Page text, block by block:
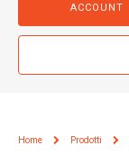
ACCOUNT
Home Prodotti